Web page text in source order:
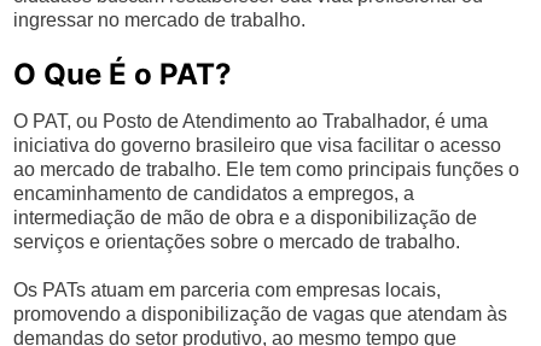
ingressar no mercado de trabalho.
O Que É o PAT?
O PAT, ou Posto de Atendimento ao Trabalhador, é uma
iniciativa do governo brasileiro que visa facilitar o acesso
ao mercado de trabalho. Ele tem como principais funções o
encaminhamento de candidatos a empregos, a
intermediação de mão de obra e a disponibilização de
serviços e orientações sobre o mercado de trabalho.
Os PATs atuam em parceria com empresas locais,
promovendo a disponibilização de vagas que atendam às
demandas do setor produtivo, ao mesmo tempo que